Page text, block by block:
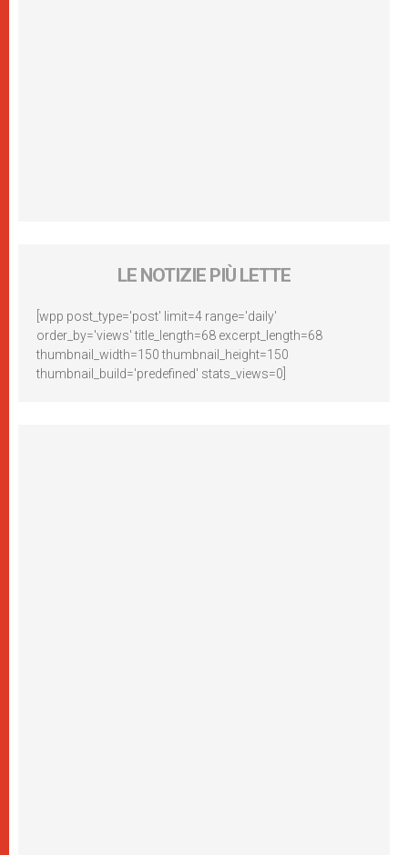
LE NOTIZIE PIÙ LETTE
[wpp post_type='post' limit=4 range='daily'
order_by='views' title_length=68 excerpt_length=68
thumbnail_width=150 thumbnail_height=150
thumbnail_build='predefined' stats_views=0]